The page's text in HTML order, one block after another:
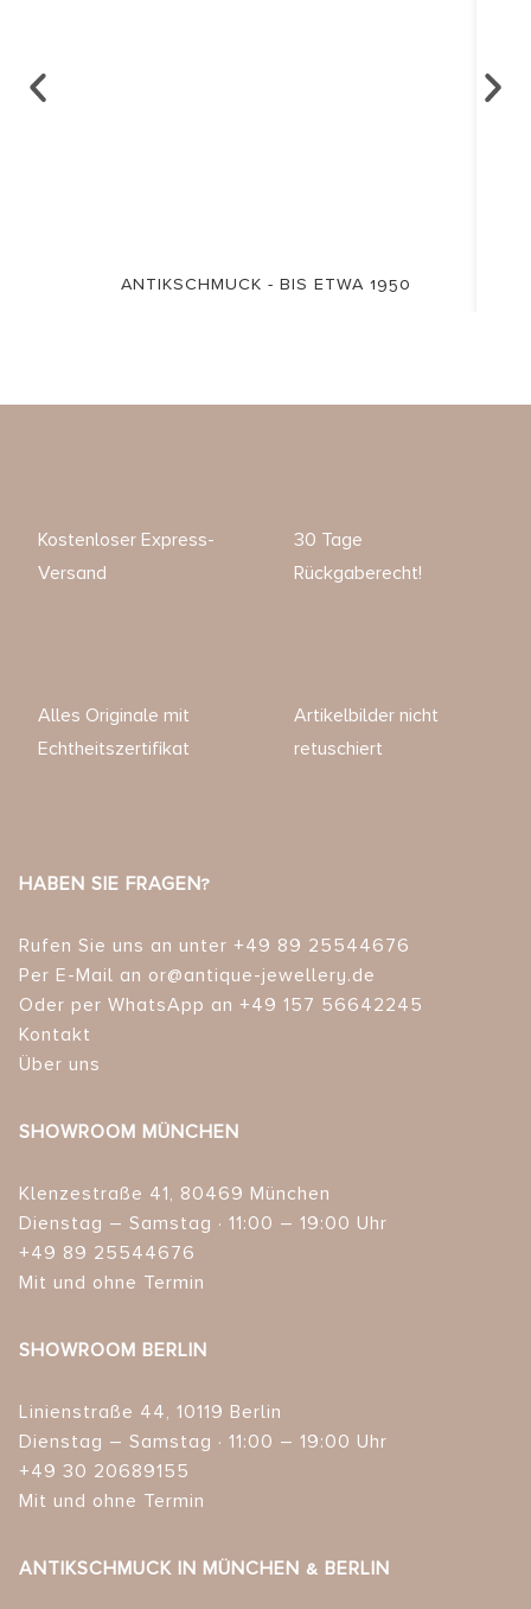
ANTIKSCHMUCK - BIS ETWA 1950
Kostenloser Express-
Versand
30 Tage
Rückgaberecht!
Alles Originale mit
Echtheitszertifikat
Artikelbilder nicht
retuschiert
HABEN SIE FRAGEN?
Rufen Sie uns an unter +49 89 25544676
Per E-Mail an or@antique-jewellery.de
Oder per WhatsApp an +49 157 56642245
Kontakt
Über uns
SHOWROOM MÜNCHEN
Klenzestraße 41, 80469 München
Dienstag – Samstag · 11:00 – 19:00 Uhr
+49 89 25544676
Mit und ohne Termin
SHOWROOM BERLIN
Linienstraße 44, 10119 Berlin
Dienstag – Samstag · 11:00 – 19:00 Uhr
+49 30 20689155
Mit und ohne Termin
ANTIKSCHMUCK IN MÜNCHEN & BERLIN